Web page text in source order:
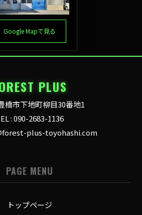
Google Mapで見る
PLUS
橋市下地町柳目30番地1
: 090-2683-1136
plus-toyohashi.com
PAGE MENU
トップページ